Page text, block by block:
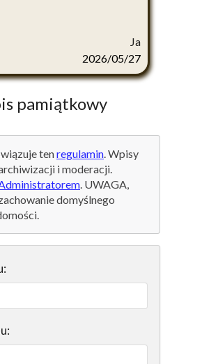
Ja
2026/05/27
pamiątkowy
tenregulamin . Wpisy
i moderacji.
. UWAGA,
domyślnego